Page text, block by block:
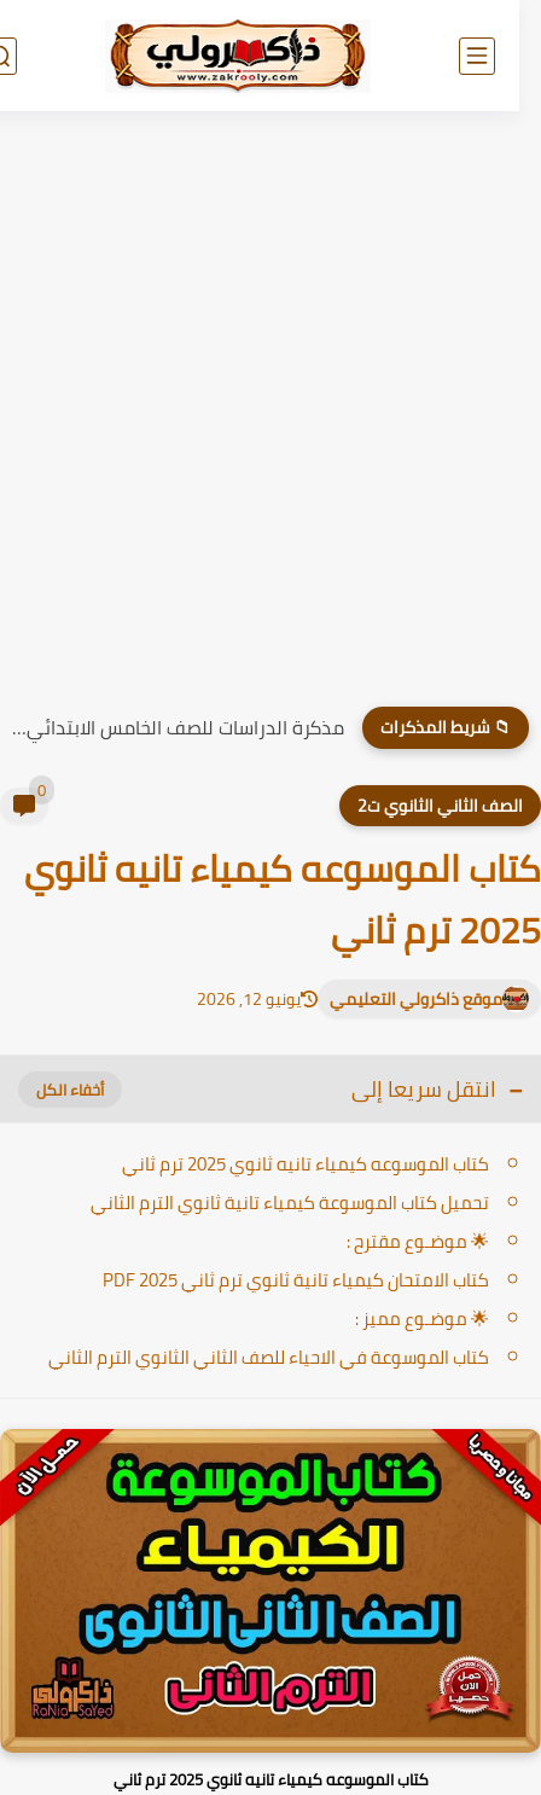
📁 شريط المذكرات مذكرة الدراسات للصف الخامس الابتدائي الترم الاول 2026
الثاني الثانوي ت2
الموسوعه كيمياء تانيه ثانوي
ثاني
موقع ذاكرولي التعليمي يونيو 12, 2026
انتقل سريعا إلى
كتاب الموسوعه كيمياء تانيه ثانوي 2025 ترم ثاني
تحميل كتاب الموسوعة كيمياء تانية ثانوي الترم الثاني
🌟 موضـوع مقترح :
كتاب الامتحان كيمياء تانية ثانوي ترم ثاني 2025 PDF
🌟 موضـوع مميز :
كتاب الموسوعة في الاحياء للصف الثاني الثانوي الترم الثاني
كتاب الموسوعه كيمياء تانيه ثانوي 2025 ترم ثاني